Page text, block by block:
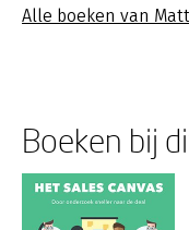
Alle boeken van
Boeken bij